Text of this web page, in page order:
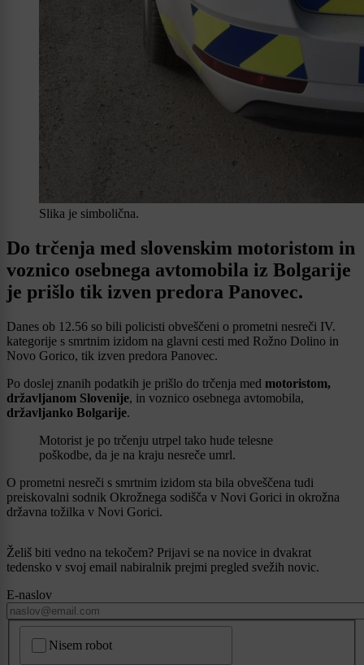
Slika je simbolična.
Do trčenja med slovenskim motoristom in
voznico osebnega avtomobila iz Bolgarije
je prišlo tik izven predora Panovec.
Danes ob 12.56 so bili policisti obveščeni o prometni nesreči IV.
kategorije s smrtnim izidom na glavni cesti med Rožno Dolino in
Novo Gorico, tik izven predora Panovec.
Po doslej znanih podatkih je prišlo do trčenja med motoristom,
državljanom Slovenije, in voznico osebnega avtomobila,
državljanko Bolgarije.
Motorist je po trčenju utrpel tako hude telesne
poškodbe, da je na kraju nesreče umrl.
O prometni nesreči s smrtnim izidom sta bila obveščena tudi
preiskovalni sodnik Okrožnega sodišča v Novi Gorici in okrožna
državna tožilka v Novi Gorici.
Želiš biti vedno na tekočem? Prijavi se na novice in dvakrat
tedensko v svoj email nabiralnik prejmi pregled svežih novic.
E-naslov
Nisem robot